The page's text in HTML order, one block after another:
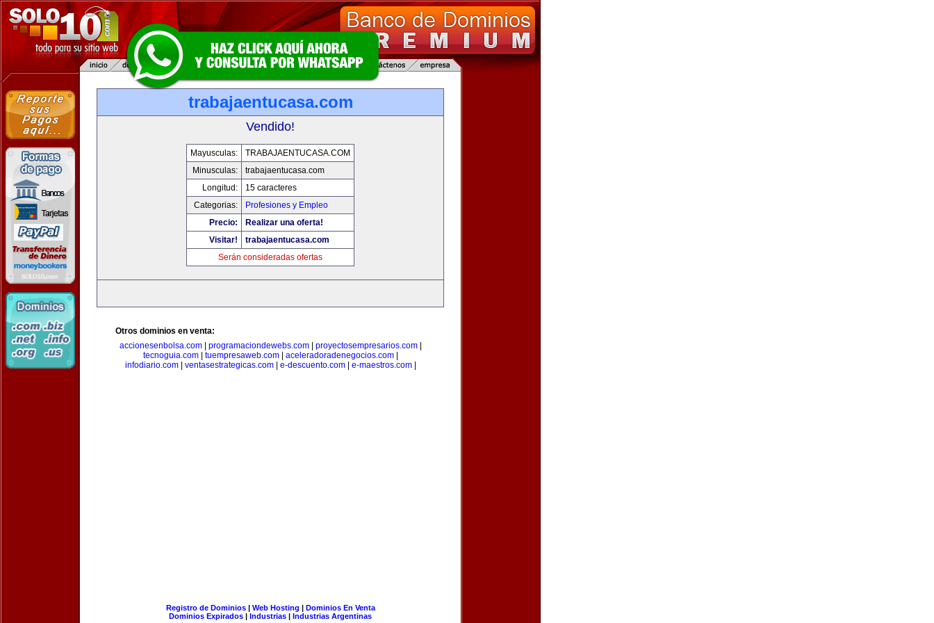
trabajaentucasa.com
Vendido!
Mayusculas:
TRABAJAENTUCASA.COM
Minusculas:
trabajaentucasa.com
Longitud:
15 caracteres
Categorias:
Profesiones y Empleo
Precio:
Realizar una oferta!
Visitar!
trabajaentucasa.com
Serán consideradas ofertas
Otros dominios en venta:
accionesenbolsa.com| programaciondewebs.com| proyectosempresarios.com|
tecnoguia.com| tuempresaweb.com| aceleradoradenegocios.com|
infodiario.com| ventasestrategicas.com| e-descuento.com| e-maestros.com|
Registro de Dominios| Web Hosting | Dominios En Venta
Dominios Expirados | Industrias | Industrias Argentinas